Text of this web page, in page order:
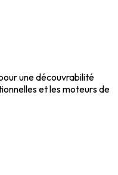
une découvrabilité
et les moteurs de